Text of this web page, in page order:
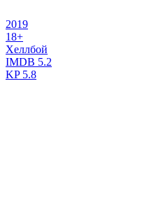
2019
18+
Хеллбой
IMDB 5.2
KP5.8